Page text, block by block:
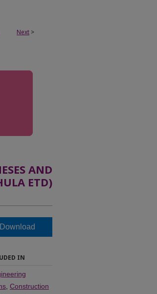
Next >
AND
ETD)
Download
IN
Construction